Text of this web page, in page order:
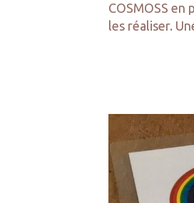
COSMOSS
les réaliser.